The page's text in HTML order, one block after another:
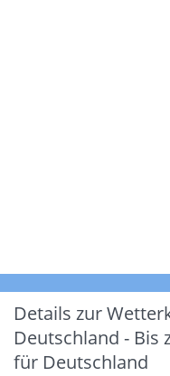
Details zur
Deutschland - Bis
für Deutschland